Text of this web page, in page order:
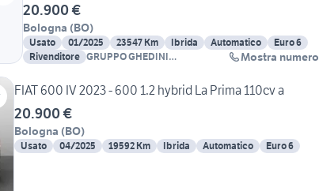
20.900 €
Bologna (BO)
Usato 01/2025 23547 Km Ibrida Automatico
Euro 6
Rivenditore GRUPPO GHEDINI
Mostra numero
FIAT 600 IV 2023 - 600 1.2 hybrid La Prima 110cv a
20.900 €
Bologna (BO)
Usato 04/2025 19592 Km Ibrida Automatico Euro 6